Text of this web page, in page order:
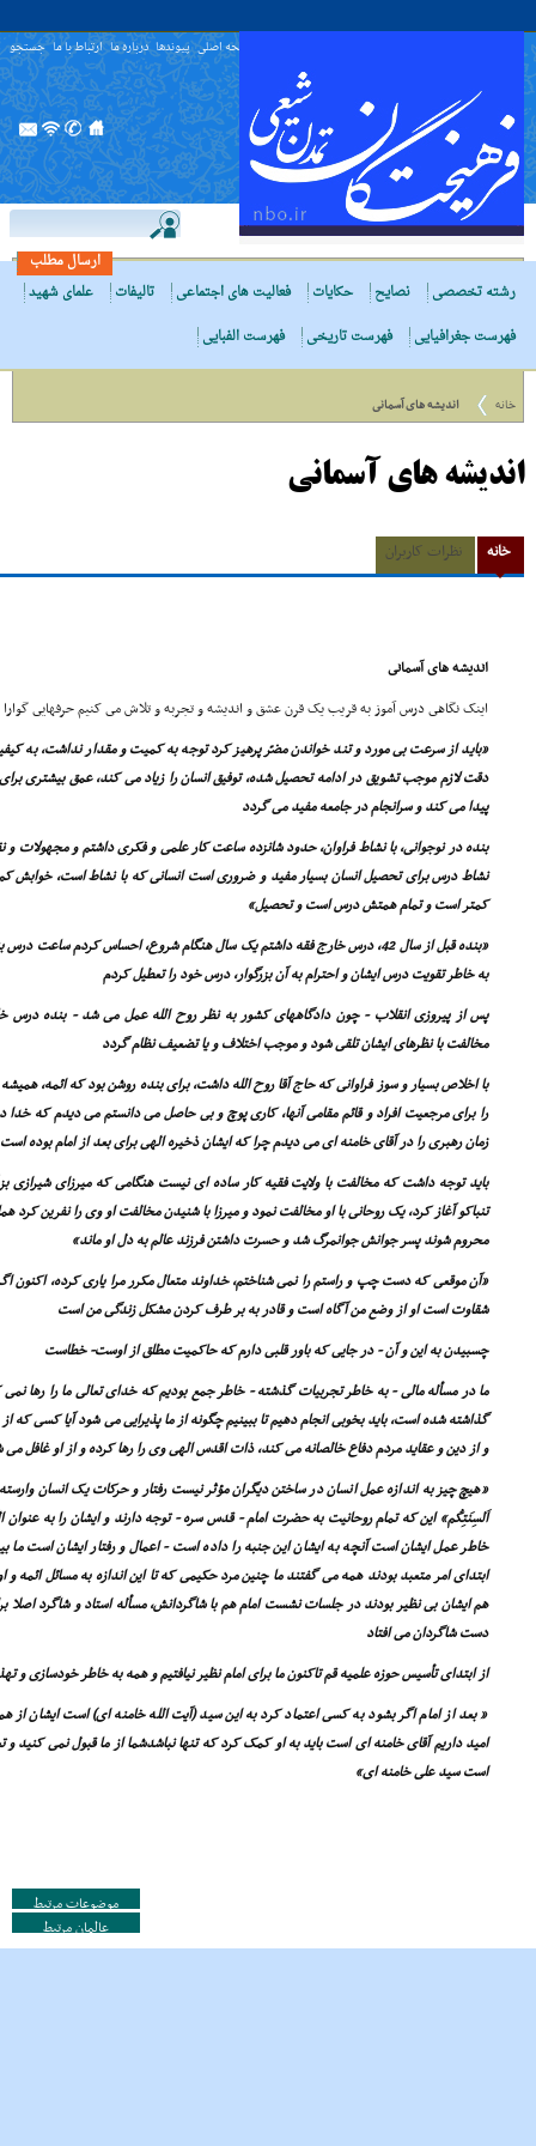
صفحه اصلی پیوندها درباره ما ارتباط با ما جستجو
ارسال مطلب
رشته تخصصی
نصایح حکایات فعالیت های اجتماعی تالیفات
علمای شهید
فهرست جغرافیایی
فهرست تاریخی فهرست الفبایی
خانه اندیشه هاى آسمانى
اندیشه هاى آسمانى
خانه نظرات کاربران
اندیشه هاى آسمانى
اینک نگاهى درس آموز به قریب یک قرن عشق و اندیشه و تجربه و تلاش مى کنیم حرفهایى گوارا
«باید از سرعت بى مورد و تند خواندن مضرّ پرهیز کرد توجه به کمیت و مقدار نداشت، به
دقت لازم موجب تشویق در ادامه تحصیل شده، توفیق انسان را زیاد مى کند، عمق بیشترى
پیدا مى کند و سرانجام در جامعه مفید مى گردد
بنده در نوجوانى، با نشاط فراوان، حدود شانزده ساعت کار علمى و فکرى داشتم و مجهولات و
نشاط درس براى تحصیل انسان بسیار مفید و ضرورى است انسانى که با نشاط است،
کمتر است و تمام همتش درس است و تحصیل»
«بنده قبل از سال 42، درس خارج فقه داشتم یک سال هنگام شروع، احساس کردم ساعت درس بنده با درس آقا روح الله
به خاطر تقویت درس ایشان و احترام به آن بزرگوار، درس خود را تعطیل کردم
پس از پیروزى انقلاب - چون دادگاههاى کشور به نظر روح الله عمل مى شد - بنده درس
مخالفت با نظرهاى ایشان تلقى شود و موجب اختلاف و یا تضعیف نظام گردد
با اخلاص بسیار و سوز فراوانى که حاج آقا روح الله داشت، براى بنده روشن بود که ائمه،
را براى مرجعیت افراد و قائم مقامى آنها، کارى پوچ و بى حاصل مى دانستم مى دیدم که خدا
زمان رهبرى را در آقاى خامنه اى مى دیدم چرا که ایشان ذخیره الهى براى بعد از امام بوده
باید توجه داشت که مخالفت با ولایت فقیه کار ساده اى نیست هنگامى که میرزاى شیرازى
تنباکو آغاز کرد، یک روحانى با او مخالفت نمود و میرزا با شنیدن مخالفت او وى را نفرین
محروم شوند پسر جوانش جوانمرگ شد و حسرت داشتن فرزند عالم به دل او ماند»
«آن موقعى که دست چپ و راستم را نمى شناختم، خداوند متعال مکرر مرا یارى کرده، اکنون
شقاوت است او از وضع من آگاه است و قادر به بر طرف کردن مشکل زندگى من است
چسبیدن به این و آن - در جایى که باور قلبى دارم که حاکمیت مطلق از اوست- خطاست
ما در مسأله مالى - به خاطر تجربیات گذشته - خاطر جمع بودیم که خداى تعالى ما را رها
گذاشته شده است، باید بخوبى انجام دهیم تا ببینیم چگونه از ما پذیرایى مى شود آیا کسى که
و از دین و عقاید مردم دفاع خالصانه مى کند، ذات اقدس الهى وى را رها کرده و از او غافل
«هیچ چیز به اندازه عمل انسان در ساختن دیگران مؤثر نیست رفتار و حرکات یک انسان
اَلسِنَتِکُم» این که تمام روحانیت به حضرت امام - قدس سره - توجه دارند و ایشان را به عنوان
خاطر عمل ایشان است آنچه به ایشان این جنبه را داده است - اعمال و رفتار ایشان است
ابتداى امر متعبد بودند همه مى گفتند ما چنین مرد حکیمى که تا این اندازه به مسائل ائمه و
هم ایشان بى نظیر بودند در جلسات نشست امام هم با شاگردانش، مسأله استاد و شاگرد
دست شاگردان مى افتاد
از ابتداى تأسیس حوزه علمیه قم تاکنون ما براى امام نظیر نیافتیم و همه به خاطر خودسازى و
« بعد از امام اگر بشود به کسى اعتماد کرد به این سید (آیت الله خامنه اى) است ایشان از
امید داریم آقاى خامنه اى است باید به او کمک کرد که تنها نباشدشما از ما قبول نمى
است سید على خامنه اى»
موضوعات مرتبط
عالمان مرتبط